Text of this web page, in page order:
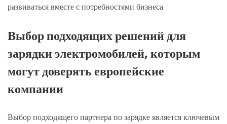
развиваться вместе с потребностями бизнеса.
Выбор подходящих решений для
зарядки электромобилей, которым
могут доверять европейские
компании
Выбор подходящего партнера по зарядке является ключевым